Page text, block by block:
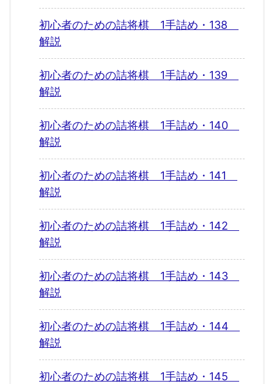
初心者のための詰将棋 1手詰め・138
解説
初心者のための詰将棋 1手詰め・139
解説
初心者のための詰将棋 1手詰め・140
解説
初心者のための詰将棋 1手詰め・141
解説
初心者のための詰将棋 1手詰め・142
解説
初心者のための詰将棋 1手詰め・143
解説
初心者のための詰将棋 1手詰め・144
解説
初心者のための詰将棋 1手詰め・145